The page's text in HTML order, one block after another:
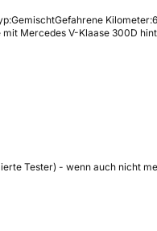
GemischtGefahrene Kilometer:
mit Mercedes V-Klaase 300D
Tester) - wenn auch nicht